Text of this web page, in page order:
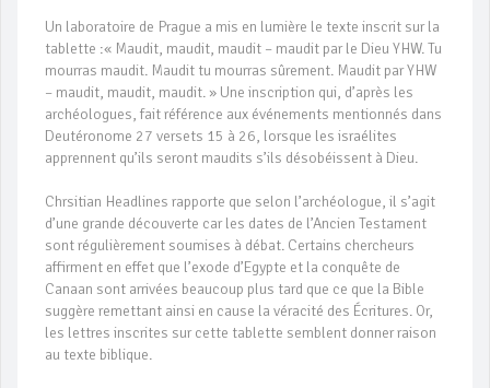
Un laboratoire de Prague a mis en lumière le texte inscrit sur la
tablette :« Maudit, maudit, maudit – maudit par le Dieu YHW. Tu
mourras maudit. Maudit tu mourras sûrement. Maudit par YHW
– maudit, maudit, maudit. » Une inscription qui, d’après les
archéologues, fait référence aux événements mentionnés dans
Deutéronome 27 versets 15 à 26, lorsque les israélites
apprennent qu’ils seront maudits s’ils désobéissent à Dieu.
Chrsitian Headlines rapporte que selon l’archéologue, il s’agit
d’une grande découverte car les dates de l’Ancien Testament
sont régulièrement soumises à débat. Certains chercheurs
affirment en effet que l’exode d’Egypte et la conquête de
Canaan sont arrivées beaucoup plus tard que ce que la Bible
suggère remettant ainsi en cause la véracité des Écritures. Or,
les lettres inscrites sur cette tablette semblent donner raison
au texte biblique.